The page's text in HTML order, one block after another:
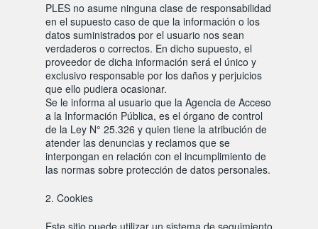
PLES no asume ninguna clase de responsabilidad
en el supuesto caso de que la información o los
datos suministrados por el usuario nos sean
verdaderos o correctos. En dicho supuesto, el
proveedor de dicha información será el único y
exclusivo responsable por los daños y perjuicios
que ello pudiera ocasionar.
Se le informa al usuario que la Agencia de Acceso
a la Información Pública, es el órgano de control
de la Ley N° 25.326 y quien tiene la atribución de
atender las denuncias y reclamos que se
interpongan en relación con el incumplimiento de
las normas sobre protección de datos personales.
2. Cookies
Este sitio puede utilizar un sistema de seguimiento